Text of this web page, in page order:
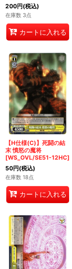
200円(税込)
在庫数 3点
カートに入れる
【H仕様(C)】死闘の結
末 憤怒の魔将
[WS_OVL/SE51-12HC]
50円(税込)
在庫数 18点
カートに入れる